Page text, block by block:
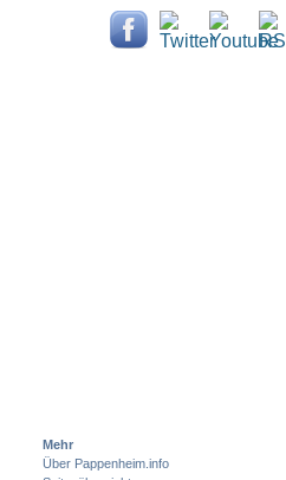
Mehr
Über Pappenheim.info